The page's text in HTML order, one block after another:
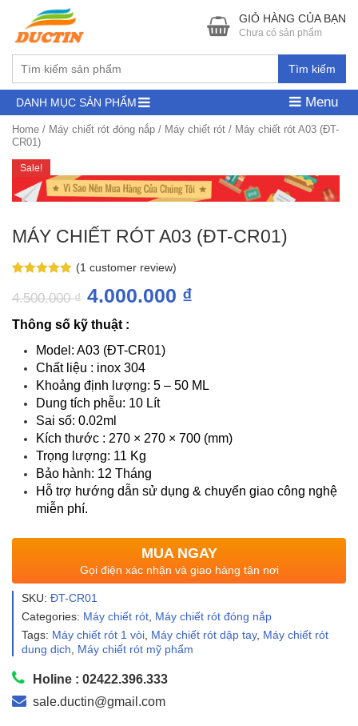
Tìm kiếm
GIỎ HÀNG CỦA BẠN
Chưa có sản phẩm
DANH MỤC SẢN PHẨM Menu
Home / Máy chiết rót đóng nắp / Máy chiết rót / Máy chiết rót A03 (ĐT-
CR01)
Sale!
MÁY CHIẾT RÓT A03 (ĐT-CR01)
out of 5
customer
rating
(1 customer review)
4.500.000₫ 4.000.000 ₫
Thông số kỹ thuật :
Model: A03 (ĐT-CR01)
Chất liệu : inox 304
Khoảng định lượng: 5 – 50 ML
Dung tích phễu: 10 Lít
Sai số: 0.02ml
Kích thước : 270 × 270 × 700 (mm)
Trọng lượng: 11 Kg
Bảo hành: 12 Tháng
Hỗ trợ hướng dẫn sử dụng & chuyển giao công nghệ
miễn phí.
MUA NGAY
Gọi điện xác nhận và giao hàng tận nơi
SKU: ĐT-CR01
Categories: Máy chiết rót, Máy chiết rót đóng nắp
Tags: Máy chiết rót 1 vòi, Máy chiết rót dập tay, Máy chiết rót
dung dịch, Máy chiết rót mỹ phẩm
Holine : 02422.396.333
sale.ductin@gmail.com